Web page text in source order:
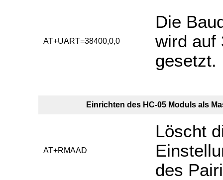
AT+UART=38400,0,0
Die
wird auf
gesetzt.
Einrichten des HC-05 Moduls als
AT+RMAAD
Löscht
des